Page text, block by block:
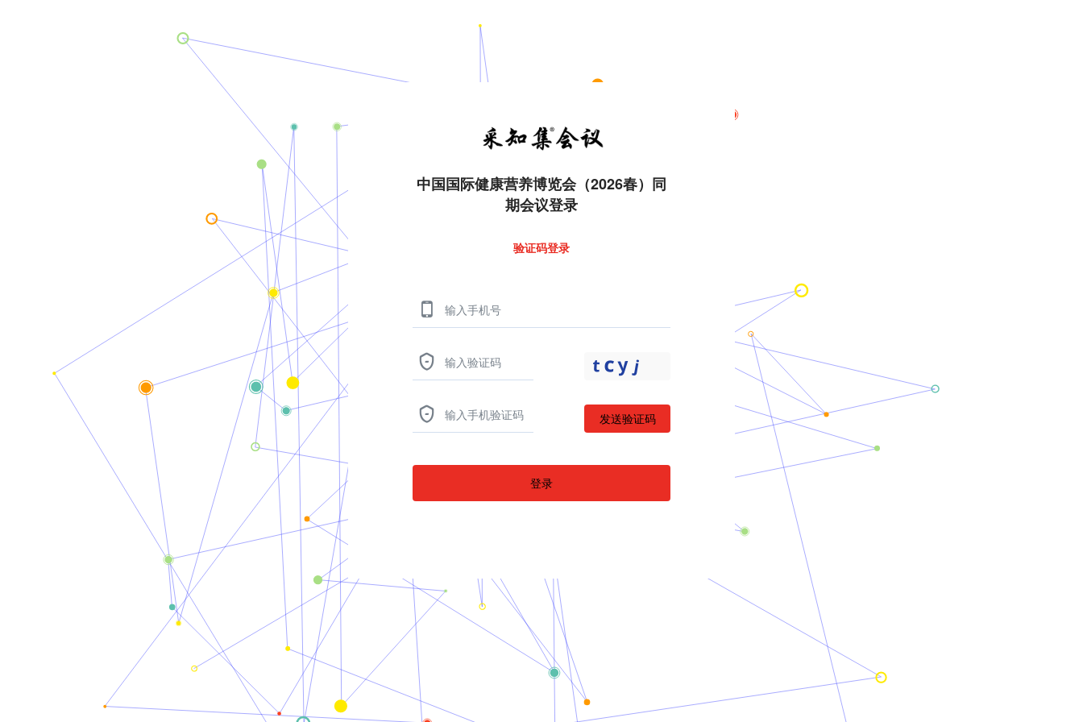
中国国际健康营养博览会（2026春）同
期会议登录
验证码登录



登录